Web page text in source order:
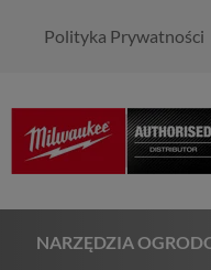
Polityka Prywatności
NARZĘDZIA